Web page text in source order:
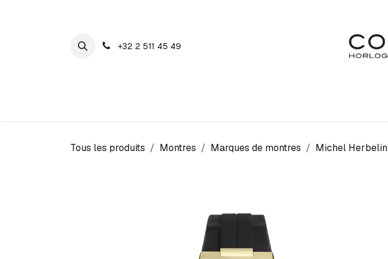
+32 2 511 45 49
Tous les produits Montres Marques de montres Michel Herbelin